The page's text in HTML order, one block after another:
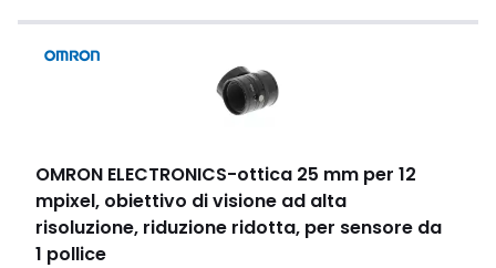
OMRON ELECTRONICS-ottica 25 mm per 12
mpixel, obiettivo di visione ad alta
risoluzione, riduzione ridotta, per sensore da
1 pollice